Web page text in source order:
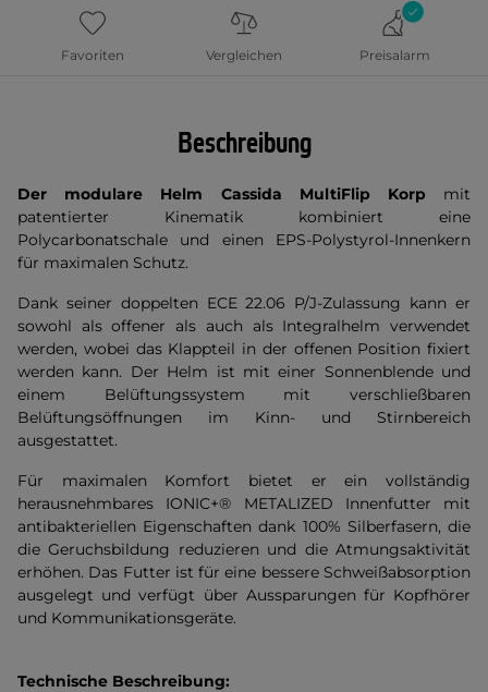
Favoriten Vergleichen Preisalarm
Beschreibung
Der modulare Helm Cassida MultiFlip Korp mit
patentierter Kinematik kombiniert eine
Polycarbonatschale und einen EPS-Polystyrol-Innenkern
für maximalen Schutz.
Dank seiner doppelten ECE 22.06 P/J-Zulassung kann er
sowohl als offener als auch als Integralhelm verwendet
werden, wobei das Klappteil in der offenen Position fixiert
werden kann. Der Helm ist mit einer Sonnenblende und
einem Belüftungssystem mit verschließbaren
Belüftungsöffnungen im Kinn- und Stirnbereich
ausgestattet.
Für maximalen Komfort bietet er ein vollständig
herausnehmbares IONIC+® METALIZED Innenfutter mit
antibakteriellen Eigenschaften dank 100% Silberfasern, die
die Geruchsbildung reduzieren und die Atmungsaktivität
erhöhen. Das Futter ist für eine bessere Schweißabsorption
ausgelegt und verfügt über Aussparungen für Kopfhörer
und Kommunikationsgeräte.
Technische Beschreibung: